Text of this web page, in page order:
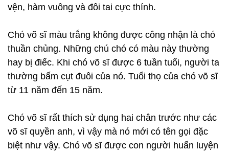
vện, hàm vuông và đôi tai cực thính.
Chó võ sĩ màu trắng không được công nhận là chó
thuần chủng. Những chú chó có màu này thường
hay bị điếc. Khi chó võ sĩ được 6 tuần tuổi, người ta
thường bấm cụt đuôi của nó. Tuổi thọ của chó võ sĩ
từ 11 năm đến 15 năm.
Chó võ sĩ rất thích sử dụng hai chân trước như các
võ sĩ quyền anh, vì vậy mà nó mới có tên gọi đặc
biệt như vậy. Chó võ sĩ được con người huấn luyện